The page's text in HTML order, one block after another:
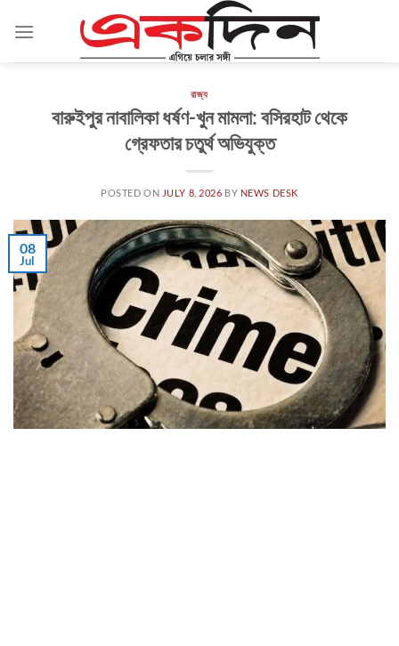
রাজ্য
বারুইপুর নাবালিকা ধর্ষণ-খুন মামলা: বসিরহাট থেকে
গ্রেফতার চতুর্থ অভিযুক্ত
POSTED ON JULY 8, 2026 BY NEWS DESK
08
Jul